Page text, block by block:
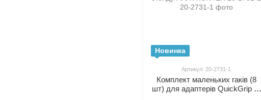
Новинка
Артикул: 20-2731-1
Комплект маленьких гаків (8
шт) для адаптерів QuickGrip 3-